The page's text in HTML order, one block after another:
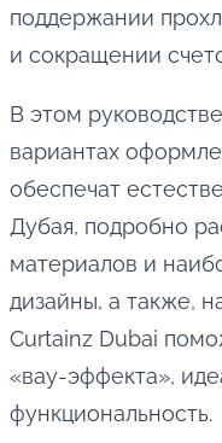
поддержании
и сокращении
В этом
вариантах
обеспечат
Дубая, подробно
материалов и
дизайны, а также,
Curtainz Dubai
«вау-эффекта»,
функциональность.